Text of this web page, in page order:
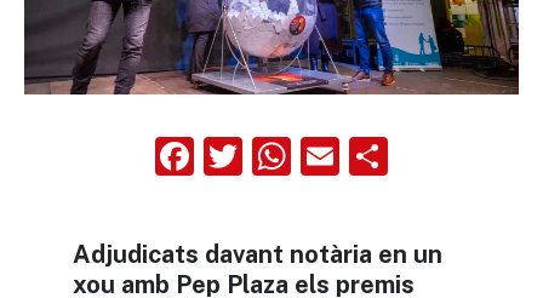
Facebook
Twitter
WhatsApp
Email
Adjudicats davant notària en un
xou amb Pep Plaza els premis